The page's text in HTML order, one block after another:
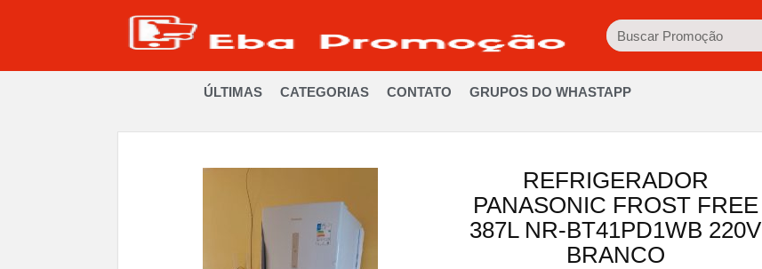
ÚLTIMAS CATEGORIAS CONTATO GRUPOS DO WHASTAPP
REFRIGERADOR
PANASONIC FROST FREE
387L NR-BT41PD1WB 220V
BRANCO